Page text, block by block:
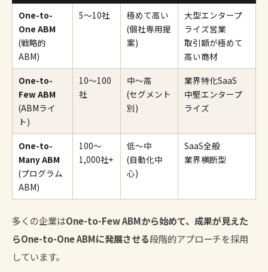
One-to-
One ABM
(戦略的
ABM)
5〜10社
極めて高い
(個社専用提
案)
大型エンタープ
ライズ営業
取引額が極めて
高い商材
One-to-
Few ABM
(ABMライ
ト)
10〜100
社
中〜高
(セグメント
別)
業界特化SaaS
中堅エンタープ
ライズ
One-to-
Many ABM
(プログラム
ABM)
100〜
1,000社+
低〜中
(自動化中
心)
SaaS全般
業界横断型
多くの企業はOne-to-Few ABMから始めて、成果が見えた
らOne-to-One ABMに発展させる段階的アプローチを採用
しています。